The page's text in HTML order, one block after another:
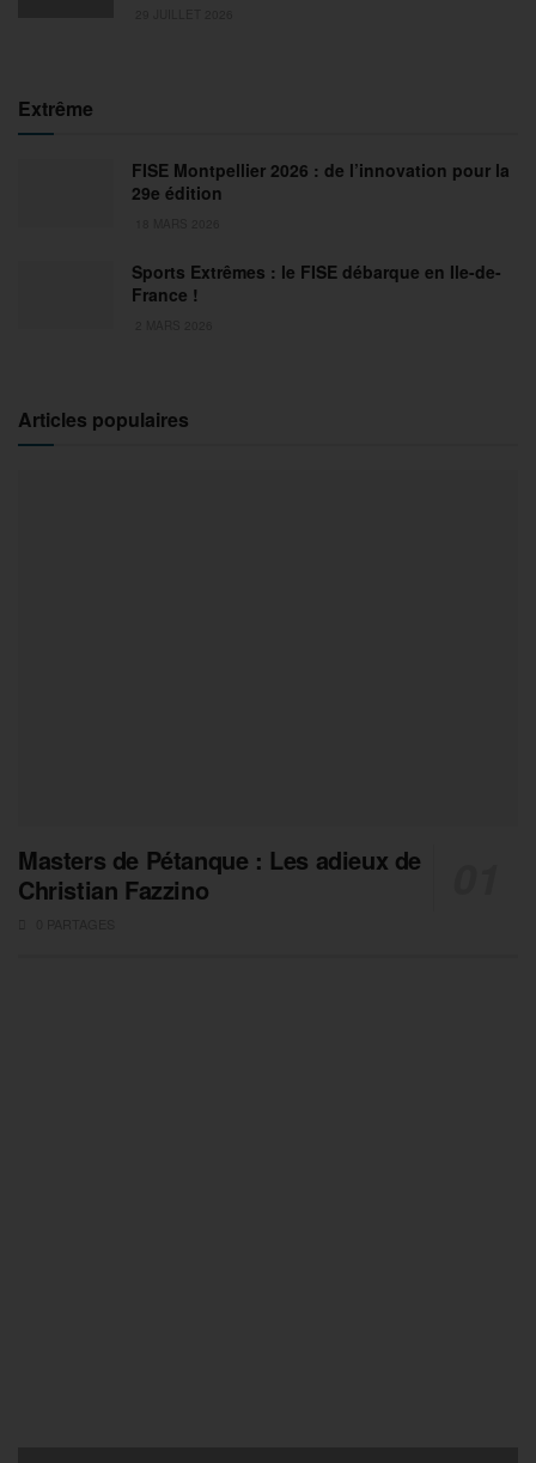
Extrême
FISE Montpellier 2026 : de l’innovation pour la
29e édition
Sports Extrêmes : le FISE débarque en Ile-de-
France !
Articles populaires
Masters de Pétanque : Les adieux de
Christian Fazzino